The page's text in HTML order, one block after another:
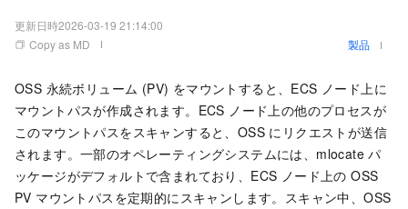
更新日時2026-03-19 21:14:00
Copy as MD
製品
OSS 永続ボリューム (PV) をマウントすると、ECS ノード上に
マウントパスが作成されます。ECS ノード上の他のプロセスが
このマウントパスをスキャンすると、OSS にリクエストが送信
されます。一部のオペレーティングシステムには、mlocate パ
ッケージがデフォルトで含まれており、ECS ノード上の OSS
PV マウントパスを定期的にスキャンします。スキャン中、OSS